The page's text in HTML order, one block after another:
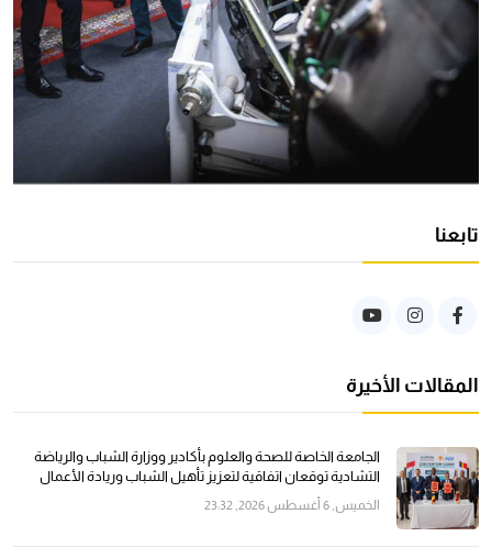
تابعنا
المقالات الأخيرة
الجامعة الخاصة للصحة والعلوم بأكادير ووزارة الشباب والرياضة
التشادية توقعان اتفاقية لتعزيز تأهيل الشباب وريادة الأعمال
الخميس, 6 أغسطس 2026, 23:32